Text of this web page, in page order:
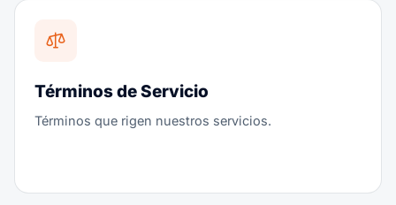
Términos de Servicio
Términos que rigen nuestros servicios.